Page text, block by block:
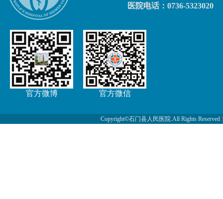
医院电话：0736-5323020
官方微博 官方微信
Copyright©石门县人民医院.All Rights Reserved